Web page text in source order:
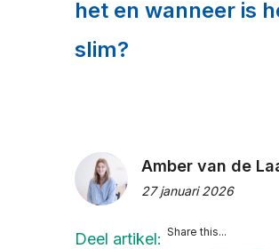
het en wanneer is
slim?
Amber van de
27 januari 2026
Deel artikel: Share this...